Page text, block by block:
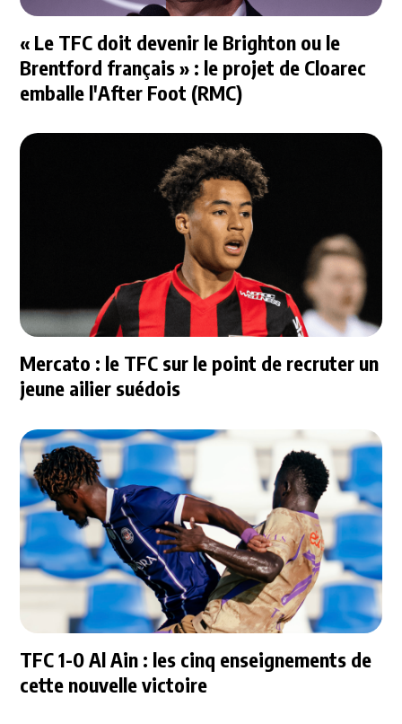
« Le TFC doit devenir le Brighton ou le
Brentford français » : le projet de Cloarec
emballe l'After Foot (RMC)
Mercato : le TFC sur le point de recruter un
jeune ailier suédois
TFC 1-0 Al Ain : les cinq enseignements de
cette nouvelle victoire